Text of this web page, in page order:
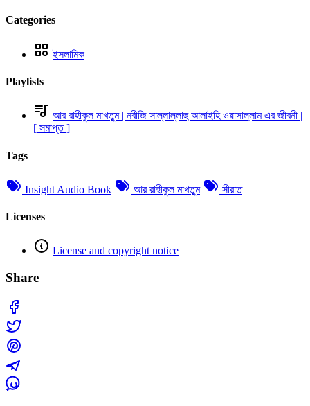
Categories
ইসলামিক
Playlists
আর রাহীকুল মাখতুৃম | নবীজি সাল্লাল্লাহু আলাইহি ওয়াসাল্লাম এর জীবনী |
[ সমাপ্ত ]
Tags
Insight Audio Book আর রাহীকুল মাখতুৃম সীরাত
Licenses
License and copyright notice
Share